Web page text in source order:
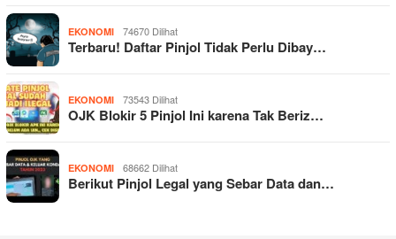
EKONOMI 74670 Dilihat
Terbaru! Daftar Pinjol Tidak Perlu Dibay…
EKONOMI 73543 Dilihat
OJK Blokir 5 Pinjol Ini karena Tak Beriz…
EKONOMI 68662 Dilihat
Berikut Pinjol Legal yang Sebar Data dan…